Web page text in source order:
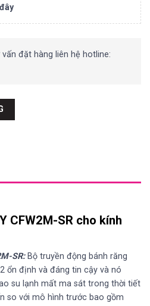
đặt hàng liên hệ hotline:
SR cho kính thiên văn số lượng
CFW2M-SR cho kính
SR:Bộ truyền động bánh răng
ổn định và đáng tin cậy và nó
su lạnh mất ma sát trong thời tiết
so với mô hình trước bao gồm